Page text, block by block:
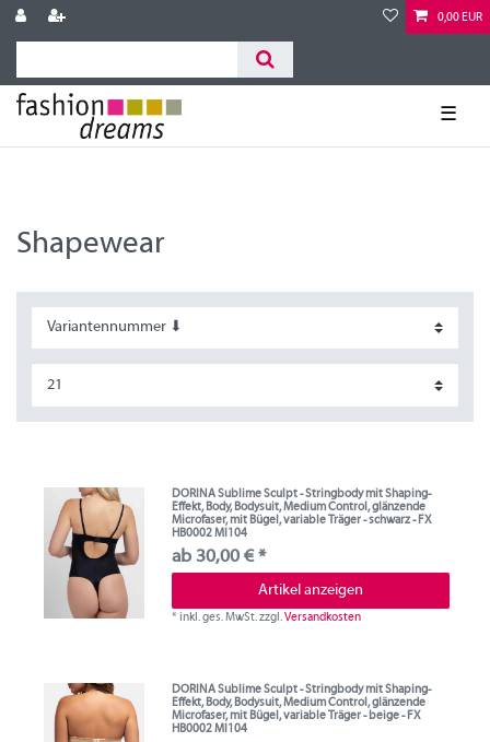
0,00 EUR
☰
Shapewear
DORINA Sublime Sculpt - Stringbody mit Shaping-
Effekt, Body, Bodysuit, Medium Control, glänzende
Microfaser, mit Bügel, variable Träger - schwarz - FX
HB0002 MI104
ab 30,00 € *
Artikel anzeigen
*inkl. ges. MwSt.zzgl.Versandkosten
DORINA Sublime Sculpt - Stringbody mit Shaping-
Effekt, Body, Bodysuit, Medium Control, glänzende
Microfaser, mit Bügel, variable Träger - beige - FX
HB0002 MI104